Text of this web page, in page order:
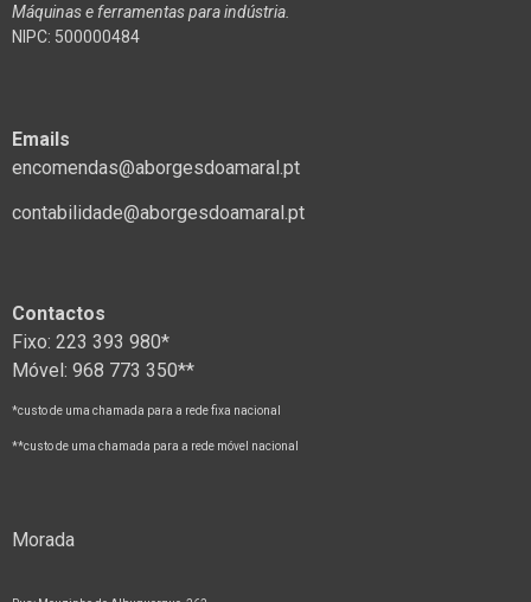
Máquinas e ferramentas para indústria.
NIPC: 500000484
Emails
encomendas@aborgesdoamaral.pt
contabilidade@aborgesdoamaral.pt
Contactos
Fixo: 223 393 980*
Móvel: 968 773 350**
*custo de uma chamada para a rede fixa nacional
**custo de uma chamada para a rede móvel nacional
Morada